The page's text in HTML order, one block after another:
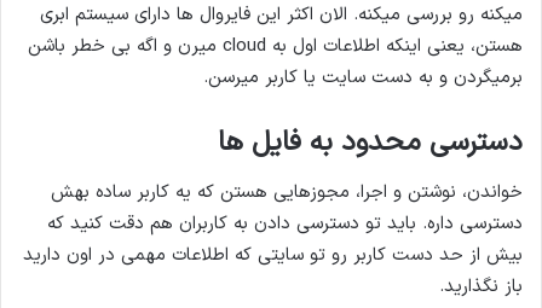
میکنه رو بررسی میکنه. الان اکثر این فایروال ها دارای سیستم ابری
هستن، یعنی اینکه اطلاعات اول به cloud میرن و اگه بی خطر باشن
برمیگردن و به دست سایت یا کاربر میرسن.
دسترسی محدود به فایل ها
خواندن، نوشتن و اجرا، مجوزهایی هستن که یه کاربر ساده بهش
دسترسی داره. باید تو دسترسی دادن به کاربران هم دقت کنید که
بیش از حد دست کاربر رو تو سایتی که اطلاعات مهمی در اون دارید
باز نگذارید.